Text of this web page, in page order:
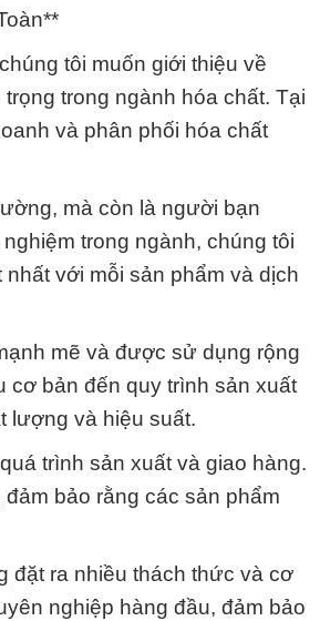
tôi muốn giới thiệu về
trong ngành hóa chất. Tại
và phân phối hóa chất
mà còn là người bạn
trong ngành, chúng tôi
với mỗi sản phẩm và dịch
mẽ và được sử dụng rộng
bản đến quy trình sản xuất
lượng và hiệu suất.
trình sản xuất và giao hàng.
bảo rằng các sản phẩm
đặt ra nhiều thách thức và cơ
nghiệp hàng đầu, đảm bảo